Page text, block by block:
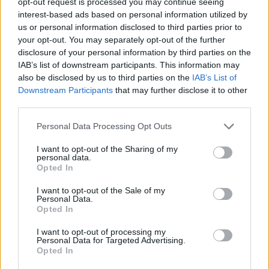
interest-based ads based on personal information utilized by
us or personal information disclosed to third parties prior to
your opt-out. You may separately opt-out of the further
disclosure of your personal information by third parties on the
IAB’s list of downstream participants. This information may
also be disclosed by us to third parties on the IAB’s List of
Downstream Participants that may further disclose it to other
Personal Data Processing Opt Outs
I want to opt-out of the Sharing of my
personal data.
Opted In
I want to opt-out of the Sale of my
Personal Data.
Opted In
I want to opt-out of processing my
Personal Data for Targeted Advertising.
Opted In
Nxehtësia ekstreme dhe
zjarret po bëhen norma e
re klimatike, bota
përballet me sinjale alarmi
Kërkoi një ndërhyrje të
lehtë në nofull, por pësoi
deformim të rëndë në
fytyrë dhe humbi punën si
Sulmet e majmunit
shkaktojnë panik në një
qytet të Indonezisë, 18 të
plagosur
Turisti i huaj kërkohet nga
policia greke pas
10-vjeçare në Kretë